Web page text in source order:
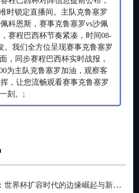
时锁定直播间。主队克鲁塞罗
科恩斯，赛事克鲁塞罗vs沙佩
赛程巴西杯节奏紧凑，时间08-
。我们全方位呈现赛事克鲁塞罗
，同步赛程巴西杯实时战报，
为主队克鲁塞罗加油，观察客
，让您流畅观看赛事克鲁塞罗
刻。;
“裂变与跃迁：世界杯扩容时代的边缘崛起与新秩序重塑”